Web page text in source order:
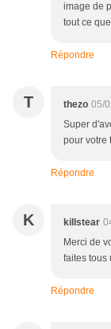
image de
tout ce
Répondre
T thezo 05/
Super
pour votre
Répondre
K killstear
Merci de
faites tous
Répondre